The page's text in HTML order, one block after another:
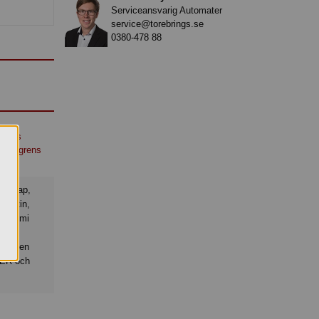
Godis
Ahlgrens
och
Serviceansvarig Automater
service@torebrings.se
0380-478 88